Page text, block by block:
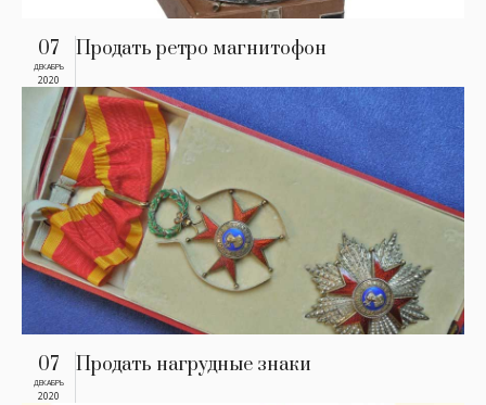
07
ДЕКАБРЬ
2020
Продать ретро магнитофон
07
ДЕКАБРЬ
2020
Продать нагрудные знаки